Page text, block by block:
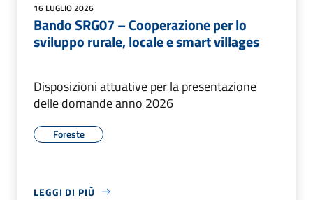
16 LUGLIO 2026
Bando SRG07 – Cooperazione per lo
sviluppo rurale, locale e smart villages
Disposizioni attuative per la presentazione
delle domande anno 2026
Foreste
LEGGI DI PIÙ